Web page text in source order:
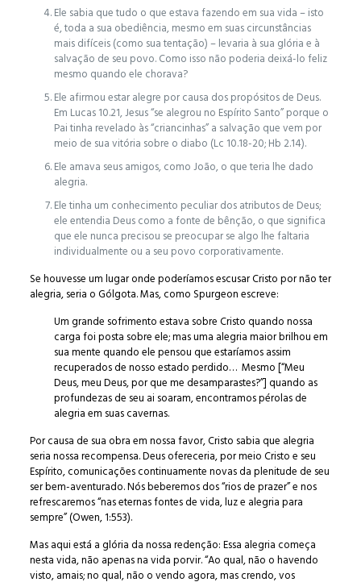
Ele sabia que tudo o que estava fazendo em sua vida – isto
é, toda a sua obediência, mesmo em suas circunstâncias
mais difíceis (como sua tentação) – levaria à sua glória e à
salvação de seu povo. Como isso não poderia deixá-lo feliz
mesmo quando ele chorava?
Ele afirmou estar alegre por causa dos propósitos de Deus.
Em Lucas 10.21, Jesus “se alegrou no Espírito Santo” porque o
Pai tinha revelado às “criancinhas” a salvação que vem por
meio de sua vitória sobre o diabo (Lc 10.18-20; Hb 2.14).
Ele amava seus amigos, como João, o que teria lhe dado
alegria.
Ele tinha um conhecimento peculiar dos atributos de Deus;
ele entendia Deus como a fonte de bênção, o que significa
que ele nunca precisou se preocupar se algo lhe faltaria
individualmente ou a seu povo corporativamente.
Se houvesse um lugar onde poderíamos escusar Cristo por não ter
alegria, seria o Gólgota. Mas, como Spurgeon escreve:
Um grande sofrimento estava sobre Cristo quando nossa
carga foi posta sobre ele; mas uma alegria maior brilhou em
sua mente quando ele pensou que estaríamos assim
recuperados de nosso estado perdido… Mesmo [“Meu
Deus, meu Deus, por que me desamparastes?”] quando as
profundezas de seu ai soaram, encontramos pérolas de
alegria em suas cavernas.
Por causa de sua obra em nossa favor, Cristo sabia que alegria
seria nossa recompensa. Deus ofereceria, por meio Cristo e seu
Espírito, comunicações continuamente novas da plenitude de seu
ser bem-aventurado. Nós beberemos dos “rios de prazer” e nos
refrescaremos “nas eternas fontes de vida, luz e alegria para
sempre” (Owen, 1:553).
Mas aqui está a glória da nossa redenção: Essa alegria começa
nesta vida, não apenas na vida porvir. “Ao qual, não o havendo
visto, amais; no qual, não o vendo agora, mas crendo, vos